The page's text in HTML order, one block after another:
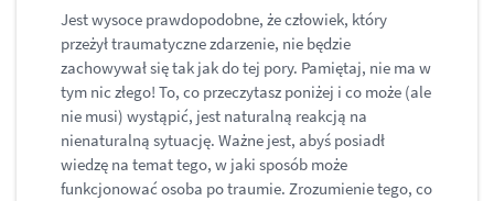
Jest wysoce prawdopodobne, że człowiek, który
przeżył traumatyczne zdarzenie, nie będzie
zachowywał się tak jak do tej pory. Pamiętaj, nie ma w
tym nic złego! To, co przeczytasz poniżej i co może (ale
nie musi) wystąpić, jest naturalną reakcją na
nienaturalną sytuację. Ważne jest, abyś posiadł
wiedzę na temat tego, w jaki sposób może
funkcjonować osoba po traumie. Zrozumienie tego, co